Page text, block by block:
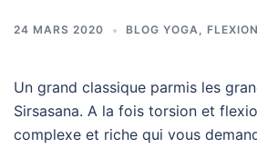
24 MARS 2020 BLOG YOGA,
Un grand classique parmis les
Sirsasana. A la fois torsion et
complexe et riche qui vous